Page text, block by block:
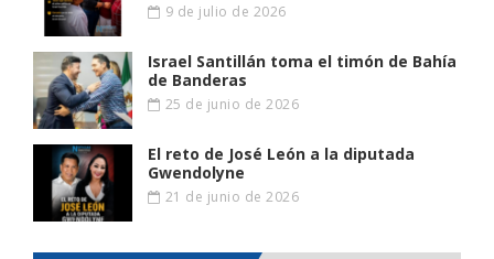
9 de julio de 2026
Israel Santillán toma el timón de Bahía
de Banderas
25 de junio de 2026
El reto de José León a la diputada
Gwendolyne
21 de junio de 2026